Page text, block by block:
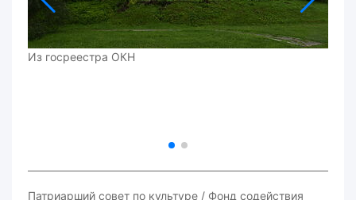
Из госреестра ОКН
Патриарший совет по культуре / Фонд содействия